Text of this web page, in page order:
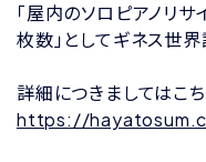
「屋内のソロピアノリ
枚数」としてギネス世
詳細につきましてはこち
https://